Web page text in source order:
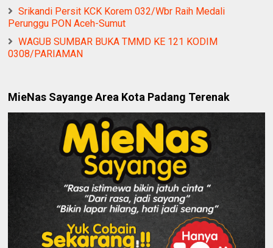
Srikandi Persit KCK Korem 032/Wbr Raih Medali
Perunggu PON Aceh-Sumut
WAGUB SUMBAR BUKA TMMD KE 121 KODIM
0308/PARIAMAN
MieNas Sayange Area Kota Padang Terenak